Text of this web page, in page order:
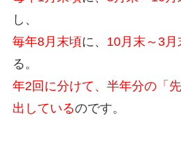
し、
毎年8月末頃に、 10月末～3
る。
年2回に分けて、半年分の「
出しているのです。